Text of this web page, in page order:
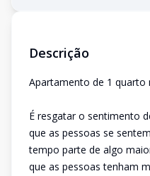
Descrição
Apartamento de 1 quarto
É resgatar o sentimento
que as pessoas se
tempo parte de algo
que as pessoas tenham